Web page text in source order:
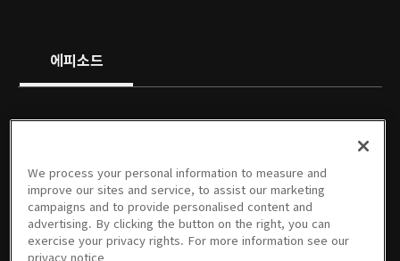
에피소드
01회
1시간 1분
02회
1시간 2분
03회
1시간 3분
04회
1시간 2분
05회
1시간 1분
We process your personal information to measure and
improve our sites and service, to assist our marketing
campaigns and to provide personalised content and
advertising. By clicking the button on the right, you can
exercise your privacy rights. For more information see our
privacy notice